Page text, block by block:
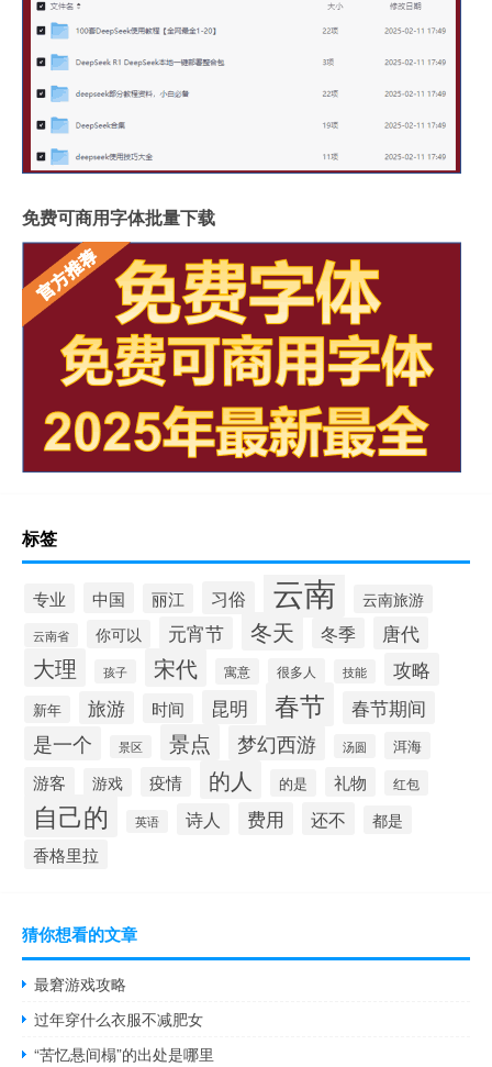
免费可商用字体批量下载
标签
专业 中国 丽江 习俗 云南 云南旅游
云南省 你可以 元宵节 冬天 冬季 唐代
大理 孩子 宋代 寓意 很多人 技能 攻略
新年 旅游 时间 昆明 春节 春节期间
是一个 景区 景点 梦幻西游 汤圆 洱海
游客 游戏 疫情 的人 的是 礼物 红包
自己的 英语 诗人 费用 还不 都是
香格里拉
猜你想看的文章
最窘游戏攻略
过年穿什么衣服不减肥女
“苦忆悬间榻”的出处是哪里